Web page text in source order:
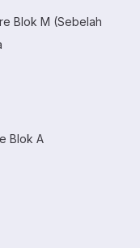
Blok M (Sebelah
Blok A